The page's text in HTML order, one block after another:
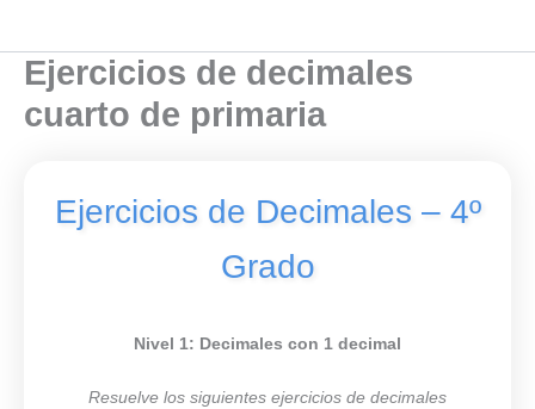
Ejercicios de decimales
cuarto de primaria
Ejercicios de Decimales – 4º
Grado
Nivel 1: Decimales con 1 decimal
Resuelve los siguientes ejercicios de decimales